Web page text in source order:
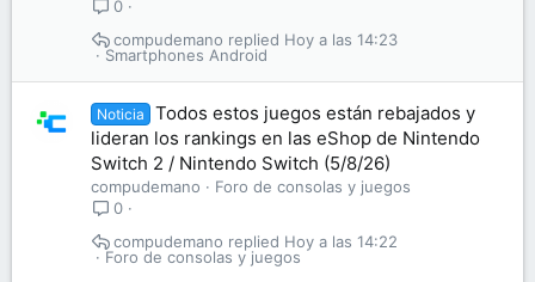
0
Smartphones Android
Hoy a las 14:23
compudemano
Noticia
Todos estos juegos están rebajados y
lideran los rankings en las eShop de Nintendo
Switch 2 / Nintendo Switch (5/8/26)
compudemano
Foro de consolas y juegos
0
Foro de consolas y juegos
Hoy a las 14:22
compudemano